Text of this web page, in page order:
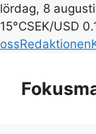
lördag, 8
15°CSEK/USD
ossRedaktionen
innehåll